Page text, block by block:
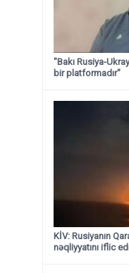
"Bakı Rusiya-
bir platformadır"
KİV: Rusiyanın
nəqliyyatını iflic